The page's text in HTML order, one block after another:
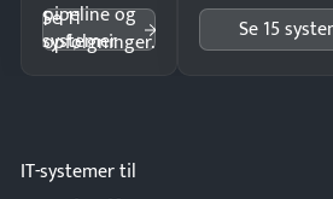
pipeline og
opfølgninger.
Se 11
systemer
Se 15
IT-systemer til